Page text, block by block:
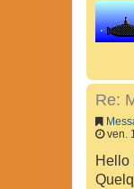
Re:
ven.
Hello